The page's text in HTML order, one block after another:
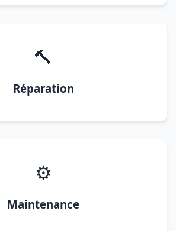
🔨
Réparation
⚙️
Maintenance